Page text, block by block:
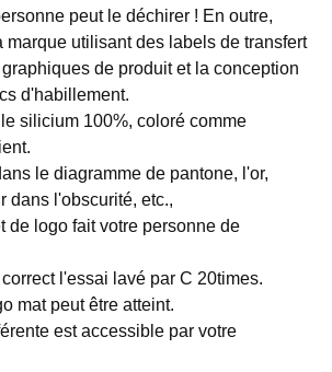
peut le déchirer ! En outre,
marque utilisant des labels de transfert
de produit et la conception
d'habillement.
silicium 100%, coloré comme
le diagramme de pantone, l'or,
dans l'obscurité, etc.,
de logo fait votre personne de
correct l'essai lavé par C 20times.
mat peut être atteint.
est accessible par votre